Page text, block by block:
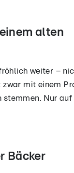
alten
weiter –
mit einem
Nur auf
Bäcker